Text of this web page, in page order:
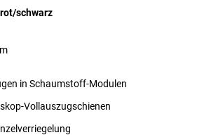
schwarz
in Schaumstoff-Modulen
Vollauszugschienen